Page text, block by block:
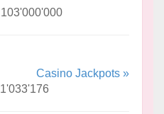
Casino Jackpots »